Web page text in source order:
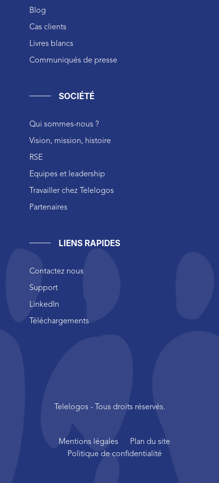
Blog
Cas clients
Livres blancs
Communiqués de presse
SOCIÉTÉ
Qui sommes-nous ?
Vision, mission, histoire
RSE
Equipes et leadership
Travailler chez Telelogos
Partenaires
LIENS RAPIDES
Contactez nous
Support
LinkedIn
Téléchargements
Telelogos - Tous droits réservés.
Mentions légales
Plan du site
Politique de confidentialité